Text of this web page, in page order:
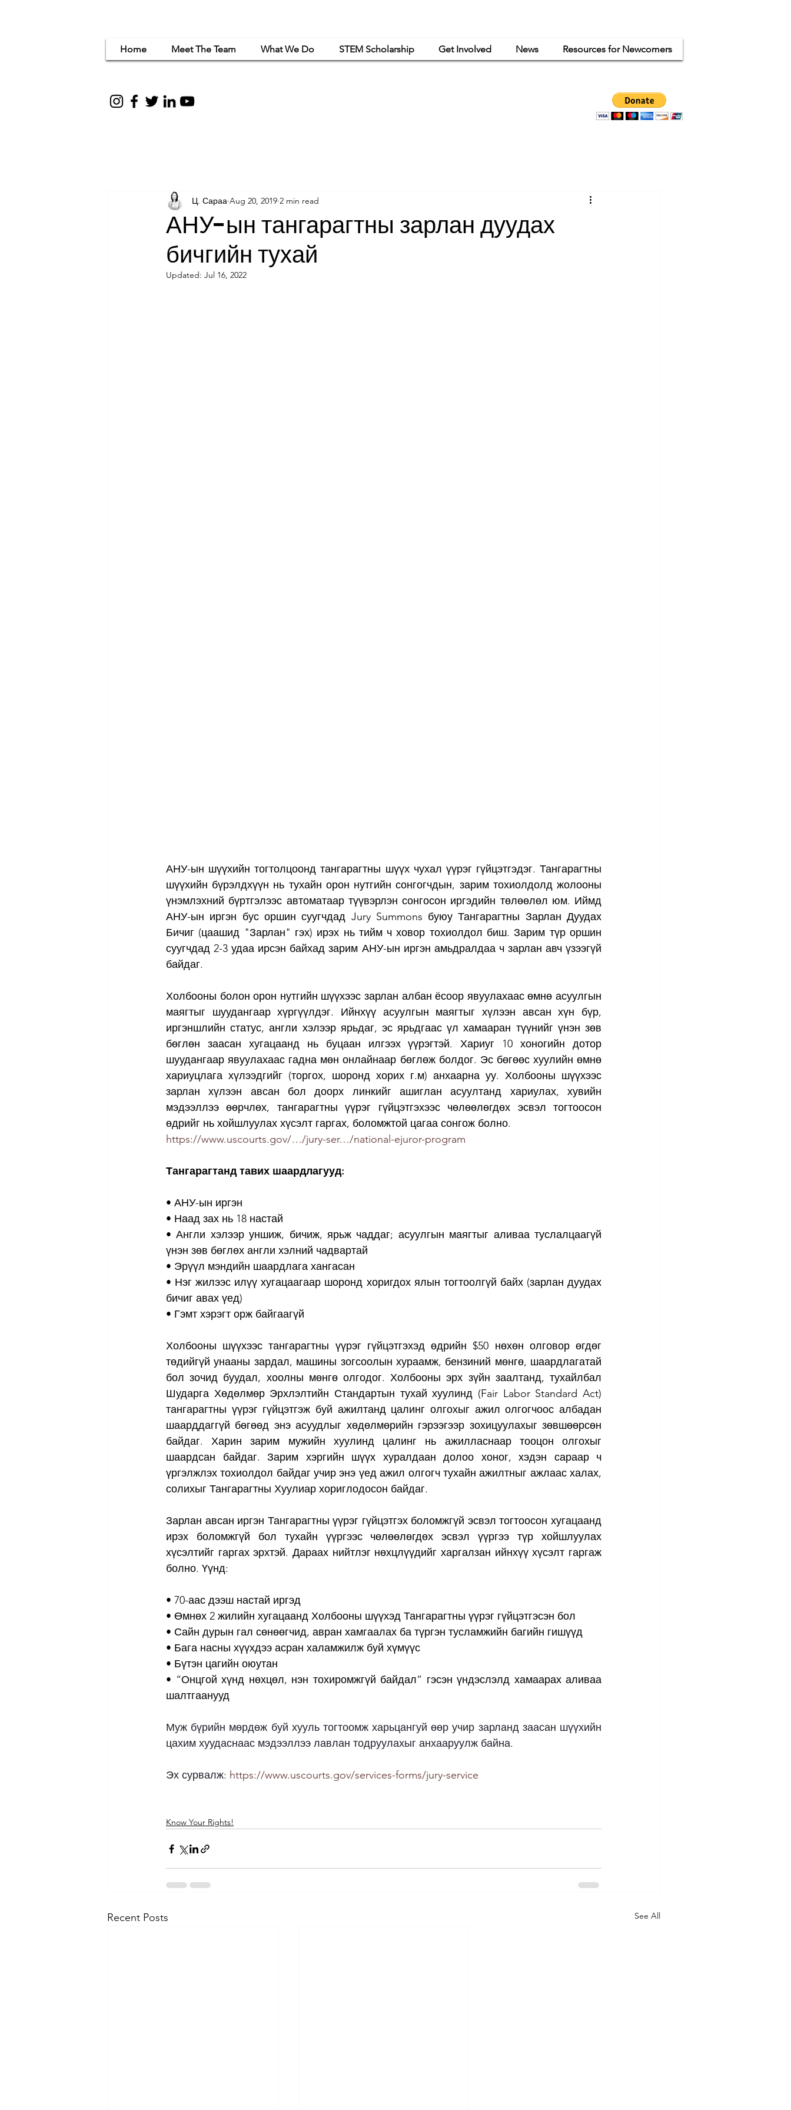
Home Meet The Team What We Do STEM Scholarship Get Involved News Resources for Newcomers
АНУ-ын тангарагтны зарлан дуудах
бичгийн тухай
Ц. Сараа Aug 20, 2019 2 min read
Updated: Jul 16, 2022
АНУ-ын шүүхийн тогтолцоонд тангарагтны шүүх чухал үүрэг гүйцэтгэдэг. Тангарагтны
шүүхийн бүрэлдхүүн нь тухайн орон нутгийн сонгогчдын, зарим тохиолдолд жолооны
үнэмлэхний бүртгэлээс автоматаар түүвэрлэн сонгосон иргэдийн төлөөлөл юм. Иймд
АНУ-ын иргэн бус оршин суугчдад Jury Summons буюу Тангарагтны Зарлан Дуудах
Бичиг (цаашид "Зарлан" гэх) ирэх нь тийм ч ховор тохиолдол биш. Зарим түр оршин
суугчдад 2-3 удаа ирсэн байхад зарим АНУ-ын иргэн амьдралдаа ч зарлан авч үзээгүй
байдаг.
Холбооны болон орон нутгийн шүүхээс зарлан албан ёсоор явуулахаас өмнө асуулгын
маягтыг шуудангаар хүргүүлдэг. Ийнхүү асуулгын маягтыг хүлээн авсан хүн бүр,
иргэншлийн статус, англи хэлээр ярьдаг, эс ярьдгаас үл хамааран түүнийг үнэн зөв
бөглөн заасан хугацаанд нь буцаан илгээх үүрэгтэй. Хариуг 10 хоногийн дотор
шуудангаар явуулахаас гадна мөн онлайнаар бөглөж болдог. Эс бөгөөс хуулийн өмнө
хариуцлага хүлээдгийг (торгох, шоронд хорих г.м) анхаарна уу. Холбооны шүүхээс
зарлан хүлээн авсан бол доорх линкийг ашиглан асуултанд хариулах, хувийн
мэдээллээ өөрчлөх, тангарагтны үүрэг гүйцэтгэхээс чөлөөлөгдөх эсвэл тогтоосон
өдрийг нь хойшлуулах хүсэлт гаргах, боломжтой цагаа сонгож болно.
https://www.uscourts.gov/…/jury-ser…/national-ejuror-program
Тангарагтанд тавих шаардлагууд:
• АНУ-ын иргэн
• Наад зах нь 18 настай
• Англи хэлээр уншиж, бичиж, ярьж чаддаг; асуулгын маягтыг аливаа туслалцаагүй
үнэн зөв бөглөх англи хэлний чадвартай
• Эрүүл мэндийн шаардлага хангасан
• Нэг жилээс илүү хугацаагаар шоронд хоригдох ялын тогтоолгүй байх (зарлан дуудах
бичиг авах үед)
• Гэмт хэрэгт орж байгаагүй
Холбооны шүүхээс тангарагтны үүрэг гүйцэтгэхэд өдрийн $50 нөхөн олговор өгдөг
төдийгүй унааны зардал, машины зогсоолын хураамж, бензиний мөнгө, шаардлагатай
бол зочид буудал, хоолны мөнгө олгодог. Холбооны эрх зүйн заалтанд, тухайлбал
Шударга Хөдөлмөр Эрхлэлтийн Стандартын тухай хуулинд (Fair Labor Standard Act)
тангарагтны үүрэг гүйцэтгэж буй ажилтанд цалинг олгохыг ажил олгогчоос албадан
шаарддаггүй бөгөөд энэ асуудлыг хөдөлмөрийн гэрээгээр зохицуулахыг зөвшөөрсөн
байдаг. Харин зарим мужийн хуулинд цалинг нь ажилласнаар тооцон олгохыг
шаардсан байдаг. Зарим хэргийн шүүх хуралдаан долоо хоног, хэдэн сараар ч
үргэлжлэх тохиолдол байдаг учир энэ үед ажил олгогч тухайн ажилтныг ажлаас халах,
солихыг Тангарагтны Хуулиар хориглодосон байдаг.
Зарлан авсан иргэн Тангарагтны үүрэг гүйцэтгэх боломжгүй эсвэл тогтоосон хугацаанд
ирэх боломжгүй бол тухайн үүргээс чөлөөлөгдөх эсвэл үүргээ түр хойшлуулах
хүсэлтийг гаргах эрхтэй. Дараах нийтлэг нөхцлүүдийг харгалзан ийнхүү хүсэлт гаргаж
болно. Үүнд:
• 70-аас дээш настай иргэд
• Өмнөх 2 жилийн хугацаанд Холбооны шүүхэд Тангарагтны үүрэг гүйцэтгэсэн бол
• Сайн дурын гал сөнөөгчид, авран хамгаалах ба түргэн тусламжийн багийн гишүүд
• Бага насны хүүхдээ асран халамжилж буй хүмүүс
• Бүтэн цагийн оюутан
• “Онцгой хүнд нөхцөл, нэн тохиромжгүй байдал” гэсэн үндэслэлд хамаарах аливаа
шалтгаанууд
Муж бүрийн мөрдөж буй хууль тогтоомж харьцангуй өөр учир зарланд заасан шүүхийн
цахим хуудаснаас мэдээллээ лавлан тодруулахыг анхааруулж байна.
Эх сурвалж: https://www.uscourts.gov/services-forms/jury-service
Know Your Rights!
Recent Posts See All